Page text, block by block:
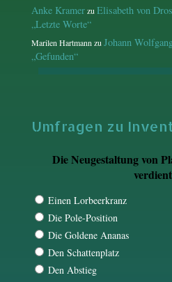
Anke KramerzuElisabeth von
„Letzte Worte“
Marilen HartmannzuJohann
„Gefunden“
Umfragen zu
Die Neugestaltung von
Einen Lorbeerkranz
Die Pole-Position
Die Goldene Ananas
Den Schattenplatz
Den Abstieg